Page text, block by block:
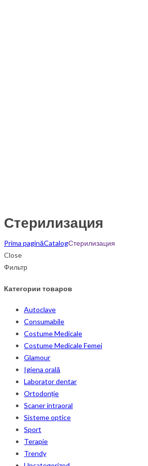
Стерилизация
Prima paginăCatalogСтерилизация
Close
Фильтр
Категории товаров
Autoclave
Consumabile
Costume Medicale
Costume Medicale Femei
Glamour
Igiena orală
Laborator dentar
Ortodonție
Scaner intraoral
Sisteme optice
Sport
Terapie
Trendy